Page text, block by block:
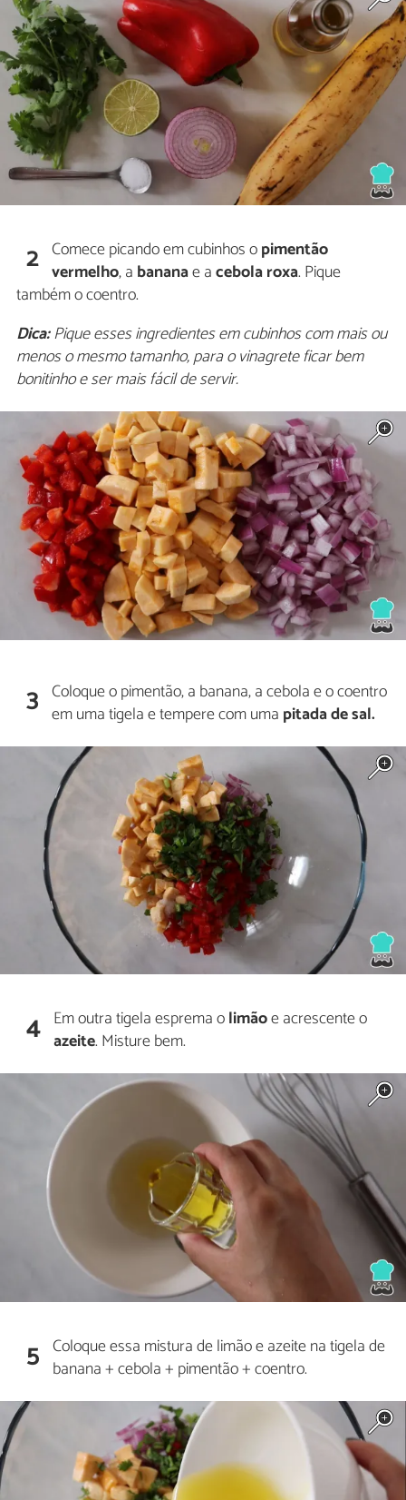
2 Comece picando em cubinhos opimentão
vermelho, a bananae acebola roxa. Pique
também o coentro.
Dica:Pique esses ingredientes em cubinhos com mais ou
menos o mesmo tamanho, para o vinagrete ficar bem
bonitinho e ser mais fácil de servir.
3 Coloque o pimentão, a banana, a cebola e o coentro
em uma tigela e tempere com uma pitada de sal.
4 Em outra tigela esprema olimãoe acrescente o
azeite. Misture bem.
5 Coloque essa mistura de limão e azeite na tigela de
banana + cebola + pimentão + coentro.